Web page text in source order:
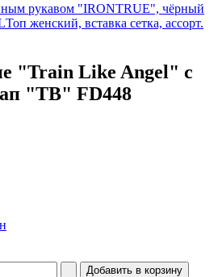
рукавом "IRONTRUE", чёрный
Топ женский, вставка сетка, ассорт.
"Train Like Angel" с
"TB" FD448